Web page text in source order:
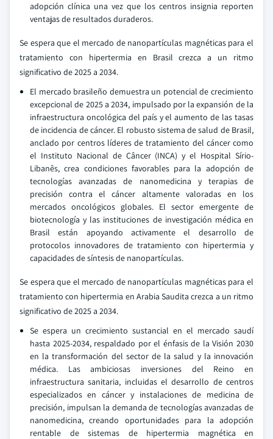
adopción clínica una vez que los centros insignia reporten
ventajas de resultados duraderos.
Se espera que el mercado de nanopartículas magnéticas para el
tratamiento con hipertermia en Brasil crezca a un ritmo
significativo de 2025 a 2034.
El mercado brasileño demuestra un potencial de crecimiento
excepcional de 2025 a 2034, impulsado por la expansión de la
infraestructura oncológica del país y el aumento de las tasas
de incidencia de cáncer. El robusto sistema de salud de Brasil,
anclado por centros líderes de tratamiento del cáncer como
el Instituto Nacional de Câncer (INCA) y el Hospital Sírio-
Libanês, crea condiciones favorables para la adopción de
tecnologías avanzadas de nanomedicina y terapias de
precisión contra el cáncer altamente valoradas en los
mercados oncológicos globales. El sector emergente de
biotecnología y las instituciones de investigación médica en
Brasil están apoyando activamente el desarrollo de
protocolos innovadores de tratamiento con hipertermia y
capacidades de síntesis de nanopartículas.
Se espera que el mercado de nanopartículas magnéticas para el
tratamiento con hipertermia en Arabia Saudita crezca a un ritmo
significativo de 2025 a 2034.
Se espera un crecimiento sustancial en el mercado saudí
hasta 2025-2034, respaldado por el énfasis de la Visión 2030
en la transformación del sector de la salud y la innovación
médica. Las ambiciosas inversiones del Reino en
infraestructura sanitaria, incluidas el desarrollo de centros
especializados en cáncer y instalaciones de medicina de
precisión, impulsan la demanda de tecnologías avanzadas de
nanomedicina, creando oportunidades para la adopción
rentable de sistemas de hipertermia magnética en